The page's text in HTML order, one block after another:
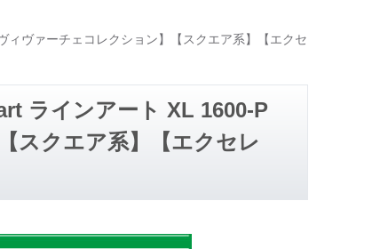
ヴァーチェコレクション】【スクエア系】【エクセ
ラインアート XL 1600-P
スクエア系】【エクセレ